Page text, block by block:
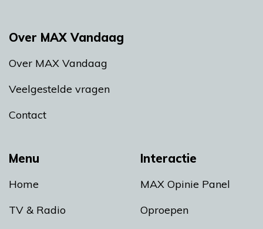
Menu
Home
TV & Radio
Interactie
MAX Opinie Panel
Oproepen
Over MAX Vandaag
Over MAX Vandaag
Veelgestelde vragen
Contact